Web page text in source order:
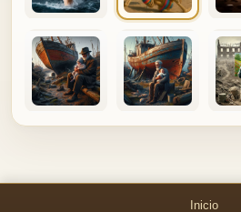
Inicio